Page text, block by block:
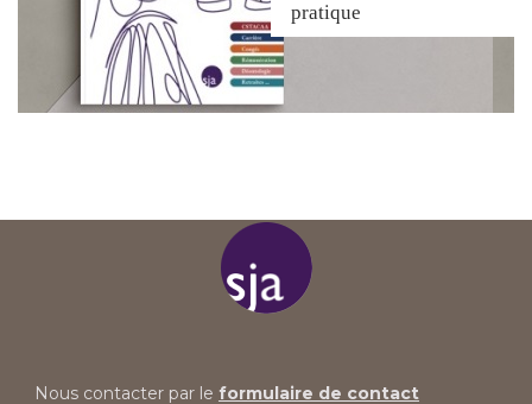
pratique
Nous contacter par le formulaire de contact